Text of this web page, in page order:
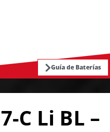
Guía de Baterías
C Li BL –